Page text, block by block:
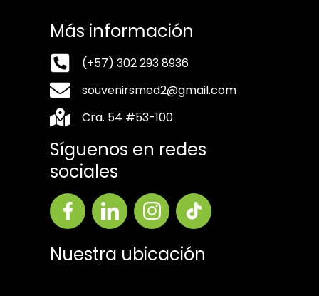
Más información
(+57) 302 293 8936
souvenirsmed2@gmail.com
Cra. 54 #53-100
Síguenos en redes
sociales
Nuestra ubicación